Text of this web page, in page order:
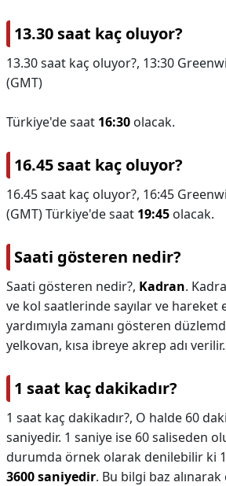
13.30 saat kaç oluyor?
13.30 saat kaç oluyor?, 13:30
(GMT)
Türkiye'de saat 16:30 olacak.
16.45 saat kaç oluyor?
16.45 saat kaç oluyor?, 16:45
(GMT) Türkiye'de saat 19:45 olacak.
Saati gösteren nedir?
Saati gösteren nedir?, Kadran.
ve kol saatlerinde sayılar ve hareket
yardımıyla zamanı gösteren
yelkovan, kısa ibreye akrep adı verilir.
1 saat kaç dakikadır?
1 saat kaç dakikadır?, O halde 60
saniyedir. 1 saniye ise 60 saliseden
durumda örnek olarak denilebilir ki
3600 saniyedir. Bu bilgi baz